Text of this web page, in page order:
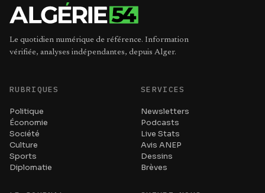
Le quotidien numérique de référence. Information
vérifiée, analyses indépendantes, depuis Alger.
RUBRIQUES
Politique
Économie
Société
Culture
Sports
Diplomatie
SERVICES
Newsletters
Podcasts
Live Stats
Avis ANEP
Dessins
Brèves